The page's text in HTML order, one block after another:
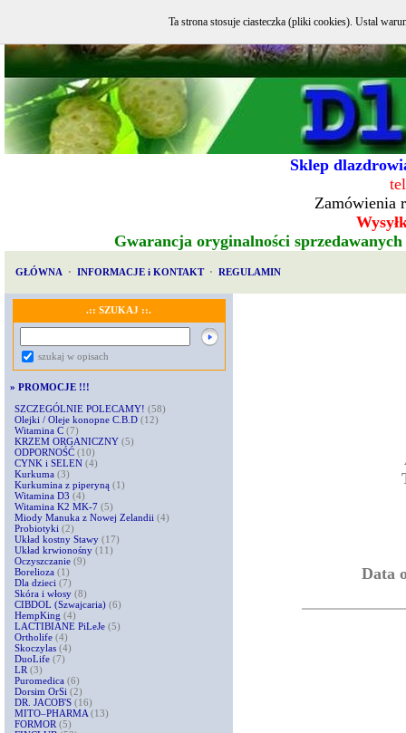
Sklep
Zamówienia
Gwarancja oryginalności
GŁÓWNA · INFORMACJE i KONTAKT · REGULAMIN
.:: SZUKAJ ::.
szukaj w opisach
» PROMOCJE !!!
SZCZEGÓLNIE POLECAMY! (58)
Olejki / Oleje konopne C.B.D (12)
Witamina C (7)
KRZEM ORGANICZNY (5)
ODPORNOŚĆ (10)
CYNK i SELEN (4)
Kurkuma (3)
Kurkumina z piperyną (1)
Witamina D3 (4)
Witamina K2 MK-7 (5)
Miody Manuka z Nowej Zelandii (4)
Probiotyki (2)
Układ kostny Stawy (17)
Układ krwionośny (11)
Oczyszczanie (9)
Borelioza (1)
Dla dzieci (7)
Skóra i włosy (8)
CIBDOL (Szwajcaria) (6)
HempKing (4)
LACTIBIANE PiLeJe (5)
Ortholife (4)
Skoczylas (4)
DuoLife (7)
LR (3)
Puromedica (6)
Dorsim OrSi (2)
DR. JACOB'S (16)
MITO–PHARMA (13)
FORMOR (5)
Data
Ta strona stosuje ciasteczka (pliki cookies). Ustal